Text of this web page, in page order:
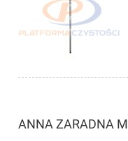
ANNA ZARADNA